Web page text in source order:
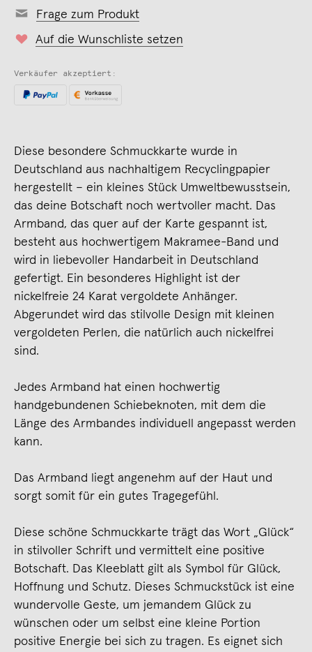
Frage zum Produkt
Auf die Wunschliste setzen
Verkäufer akzeptiert:
Diese besondere Schmuckkarte wurde in
Deutschland aus nachhaltigem Recyclingpapier
hergestellt – ein kleines Stück Umweltbewusstsein,
das deine Botschaft noch wertvoller macht. Das
Armband, das quer auf der Karte gespannt ist,
besteht aus hochwertigem Makramee-Band und
wird in liebevoller Handarbeit in Deutschland
gefertigt. Ein besonderes Highlight ist der
nickelfreie 24 Karat vergoldete Anhänger.
Abgerundet wird das stilvolle Design mit kleinen
vergoldeten Perlen, die natürlich auch nickelfrei
sind.
Jedes Armband hat einen hochwertig
handgebundenen Schiebeknoten, mit dem die
Länge des Armbandes individuell angepasst werden
kann.
Das Armband liegt angenehm auf der Haut und
sorgt somit für ein gutes Tragegefühl.
Diese schöne Schmuckkarte trägt das Wort „Glück“
in stilvoller Schrift und vermittelt eine positive
Botschaft. Das Kleeblatt gilt als Symbol für Glück,
Hoffnung und Schutz. Dieses Schmuckstück ist eine
wundervolle Geste, um jemandem Glück zu
wünschen oder um selbst eine kleine Portion
positive Energie bei sich zu tragen. Es eignet sich